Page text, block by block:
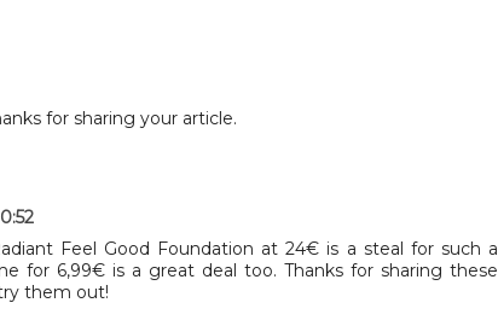
for sharing your article.
Feel Good Foundation at 24€ is a steal for such a
for 6,99€ is a great deal too. Thanks for sharing these
them out!